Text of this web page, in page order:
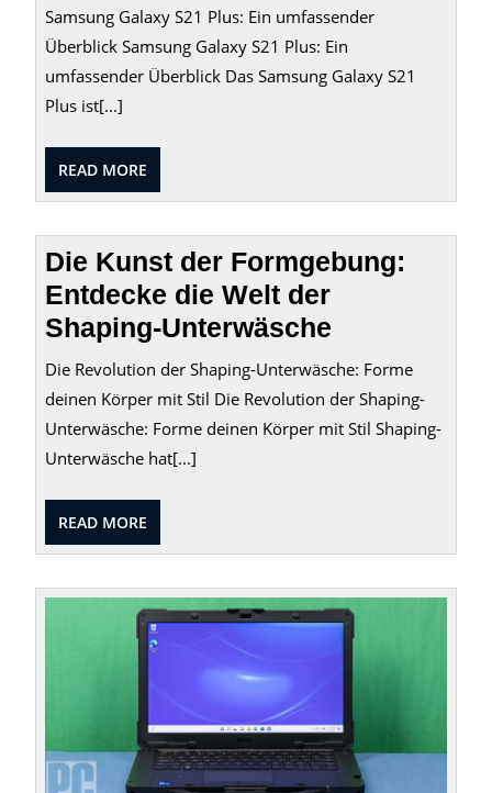
Samsung Galaxy S21 Plus: Ein umfassender
Überblick Samsung Galaxy S21 Plus: Ein
umfassender Überblick Das Samsung Galaxy S21
Plus ist[...]
READ MORE
MORE
Die Kunst der Formgebung:
Entdecke die Welt der
Shaping-Unterwäsche
Die Revolution der Shaping-Unterwäsche: Forme
deinen Körper mit Stil Die Revolution der Shaping-
Unterwäsche: Forme deinen Körper mit Stil Shaping-
Unterwäsche hat[...]
READ MORE
MORE